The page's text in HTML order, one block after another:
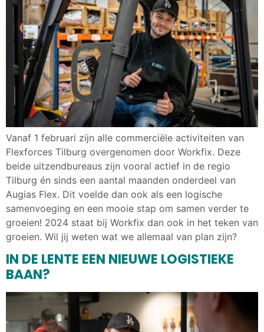
Vanaf 1 februari zijn alle commerciële activiteiten van
Flexforces Tilburg overgenomen door Workfix. Deze
beide uitzendbureaus zijn vooral actief in de regio
Tilburg én sinds een aantal maanden onderdeel van
Augias Flex. Dit voelde dan ook als een logische
samenvoeging en een mooie stap om samen verder te
groeien! 2024 staat bij Workfix dan ook in het teken van
groeien. Wil jij weten wat we allemaal van plan zijn?
IN DE LENTE EEN NIEUWE LOGISTIEKE
BAAN?